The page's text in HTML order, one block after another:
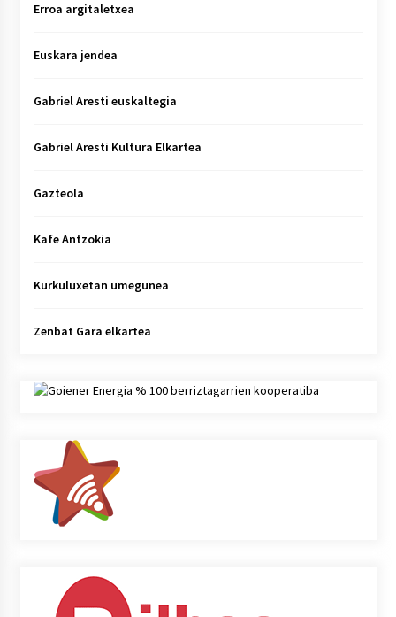
Erroa argitaletxea
Euskara jendea
Gabriel Aresti euskaltegia
Gabriel Aresti Kultura Elkartea
Gazteola
Kafe Antzokia
Kurkuluxetan umegunea
Zenbat Gara elkartea